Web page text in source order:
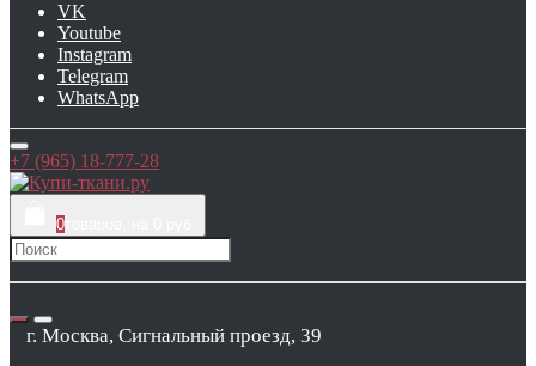
VK
Youtube
Instagram
Telegram
WhatsApp
+7 (965) 18-777-28
0
г. Москва, Сигнальный проезд, 39